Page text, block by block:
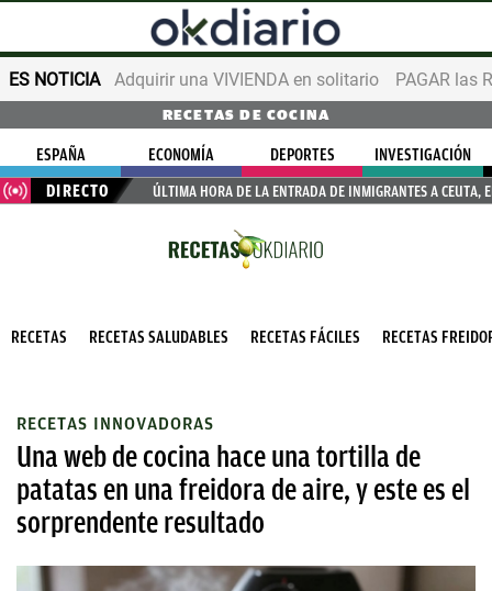
ES NOTICIA Adquirir una VIVIENDA en solitario PAGAR las
RECETAS DE COCINA
ESPAÑA ECONOMÍA DEPORTES
INVESTIGACIÓN
DIRECTO
ÚLTIMA HORA DE LA ENTRADA DE INMIGRANTES A CEUTA,
RECETAS RECETAS SALUDABLES RECETAS FÁCILES RECETAS
RECETAS INNOVADORAS
Una web de cocina hace una tortilla de
patatas en una freidora de aire, y este es el
sorprendente resultado